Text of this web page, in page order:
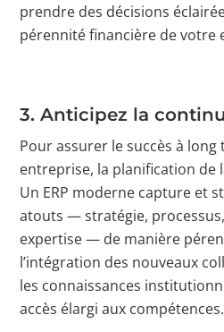
prendre des décisions
pérennité financière de votre
3.Anticipez la
Pour assurer le succès à
entreprise, la planification de
Un ERP moderne capture et
atouts — stratégie,
expertise — de manière
l’intégration des nouveaux
les connaissances
accès élargi aux compétences.